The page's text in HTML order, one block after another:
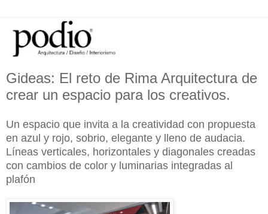
Gideas: El reto de Rima Arquitectura de
crear un espacio para los creativos.
Un espacio que invita a la creatividad con propuesta
en azul y rojo, sobrio, elegante y lleno de audacia.
Líneas verticales, horizontales y diagonales creadas
con cambios de color y luminarias integradas al
plafón